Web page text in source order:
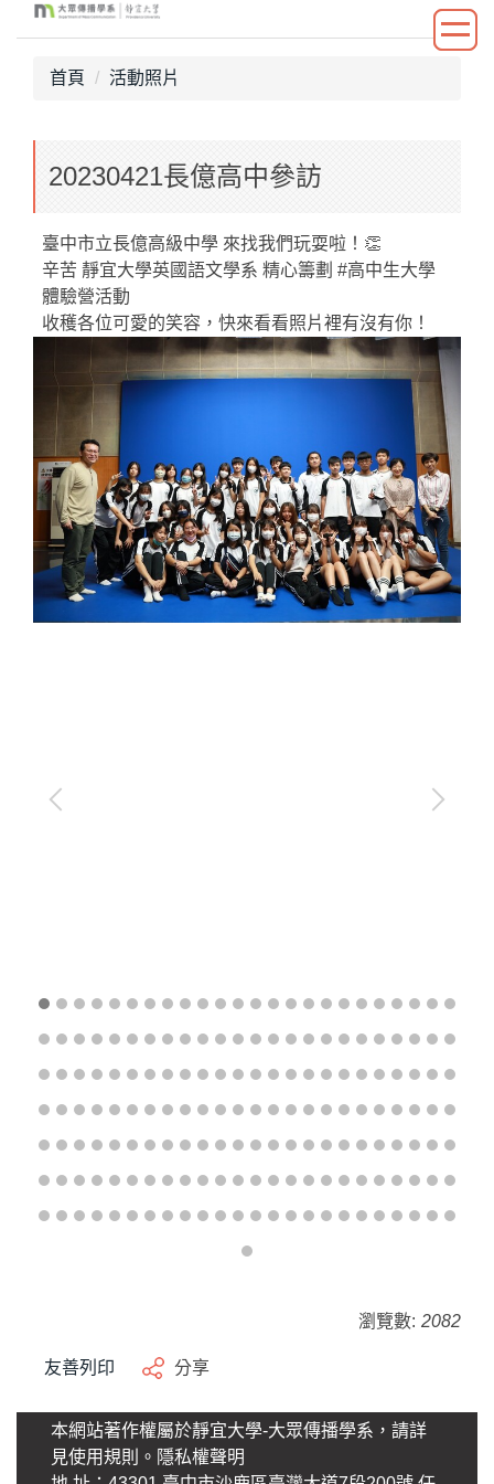
到
首頁 活動照片
20230421長億高中參訪
臺中市立長億高級中學 來找我們玩耍啦！👏
辛苦 靜宜大學英國語文學系 精心籌劃 #高中生大學
體驗營活動
收穫各位可愛的笑容，快來看看照片裡有沒有你！
瀏覽數: 2082
友善列印 分享
本網站著作權屬於靜宜大學-大眾傳播學系，請詳
見使用規則。 隱私權聲明